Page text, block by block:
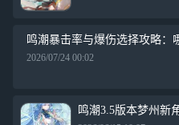
鸣潮暴击率与爆伤选择攻略：
2026/07/24 00:02
鸣潮3.5版本梦州新